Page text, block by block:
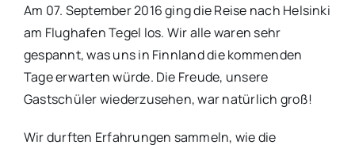
Am 07. September 2016 ging die Reise nach Helsinki
am Flughafen Tegel los. Wir alle waren sehr
gespannt, was uns in Finnland die kommenden
Tage erwarten würde. Die Freude, unsere
Gastschüler wiederzusehen, war natürlich groß!
Wir durften Erfahrungen sammeln, wie die